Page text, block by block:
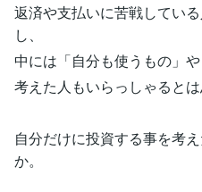
返済や支払いに苦戦してい
し、
中には「自分も使うもの」
考えた人もいらっしゃるとは
自分だけに投資する事を考
か。